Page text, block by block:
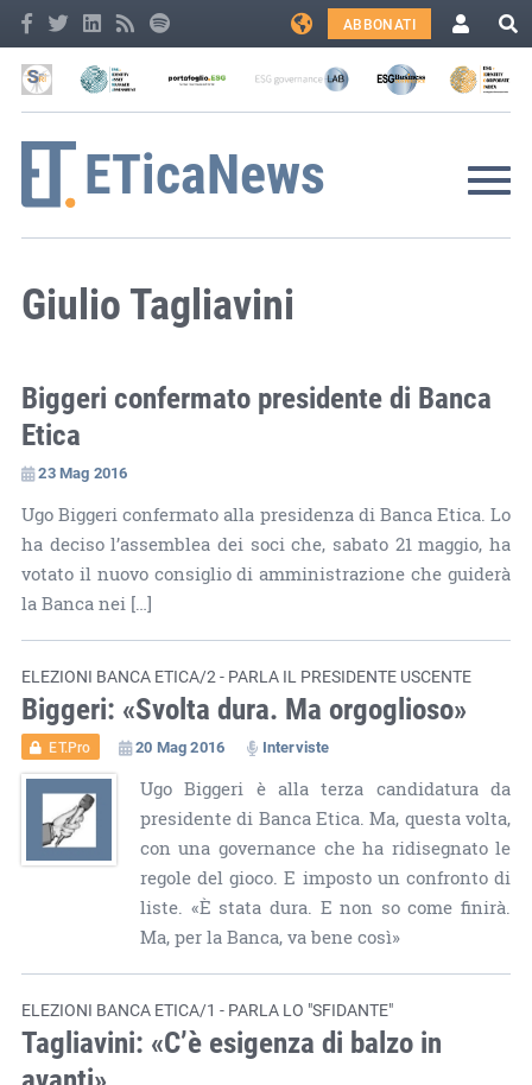
ABBONATI
Giulio Tagliavini
Biggeri confermato presidente di Banca
Etica
23 Mag 2016
Ugo Biggeri confermato alla presidenza di Banca Etica. Lo
ha deciso l’assemblea dei soci che, sabato 21 maggio, ha
votato il nuovo consiglio di amministrazione che guiderà
la Banca nei […]
ELEZIONI BANCA ETICA/2 - PARLA IL PRESIDENTE USCENTE
Biggeri: «Svolta dura. Ma orgoglioso»
ET.Pro 20 Mag 2016 Interviste
Ugo Biggeri è alla terza candidatura da
presidente di Banca Etica. Ma, questa volta,
con una governance che ha ridisegnato le
regole del gioco. E imposto un confronto di
liste. «È stata dura. E non so come finirà.
Ma, per la Banca, va bene così»
ELEZIONI BANCA ETICA/1 - PARLA LO "SFIDANTE"
Tagliavini: «C’è esigenza di balzo in